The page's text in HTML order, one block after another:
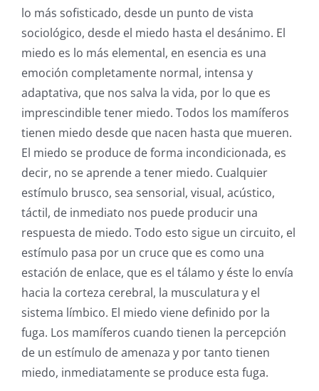
lo más sofisticado, desde un punto de vista
sociológico, desde el miedo hasta el desánimo. El
miedo es lo más elemental, en esencia es una
emoción completamente normal, intensa y
adaptativa, que nos salva la vida, por lo que es
imprescindible tener miedo. Todos los mamíferos
tienen miedo desde que nacen hasta que mueren.
El miedo se produce de forma incondicionada, es
decir, no se aprende a tener miedo. Cualquier
estímulo brusco, sea sensorial, visual, acústico,
táctil, de inmediato nos puede producir una
respuesta de miedo. Todo esto sigue un circuito, el
estímulo pasa por un cruce que es como una
estación de enlace, que es el tálamo y éste lo envía
hacia la corteza cerebral, la musculatura y el
sistema límbico. El miedo viene definido por la
fuga. Los mamíferos cuando tienen la percepción
de un estímulo de amenaza y por tanto tienen
miedo, inmediatamente se produce esta fuga.